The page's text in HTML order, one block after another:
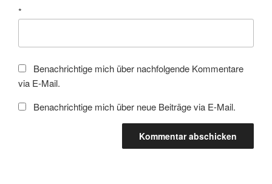
*
Benachrichtige mich über nachfolgende Kommentare
via E-Mail.
Benachrichtige mich über neue Beiträge via E-Mail.